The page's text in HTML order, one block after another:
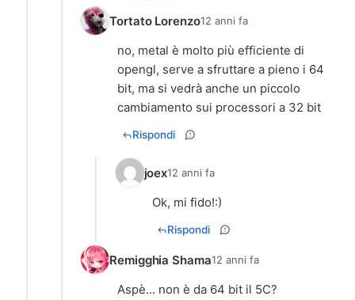
Tortato Lorenzo12 anni fa
no, metal è molto più efficiente di
opengl, serve a sfruttare a pieno i 64
bit, ma si vedrà anche un piccolo
cambiamento sui processori a 32 bit
Rispondi
joex12 anni fa
Ok, mi fido!:)
Rispondi
Remigghia Shama12 anni fa
Aspè... non è da 64 bit il 5C?